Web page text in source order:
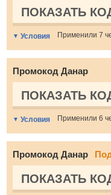
ПОКАЗАТЬ
Условия Применили 7
Промокод Данар
ПОКАЗАТЬ
Условия Применили 6
Промокод Данар
ПОКАЗАТЬ